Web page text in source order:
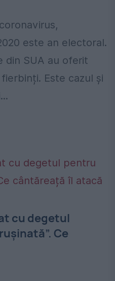
este an electoral.
din SUA au oferit
Este cazul și
cu degetul
Ce